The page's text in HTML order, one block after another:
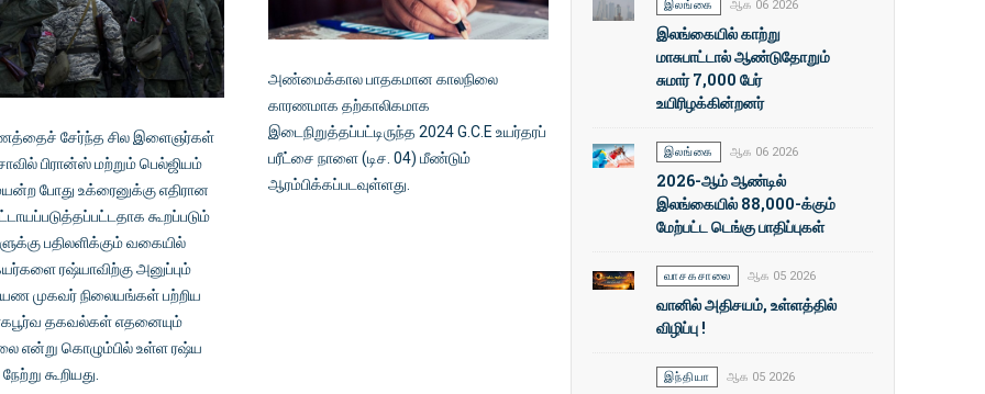
சேர்ந்த சில இளைஞர்கள்
பிரான்ஸ் மற்றும் பெல்ஜியம்
போது உக்ரைனுக்கு எதிரான
கூறப்படும்
பதிலளிக்கும் வகையில்
ரஷ்யாவிற்கு அனுப்பும்
முகவர் நிலையங்கள் பற்றிய
தகவல்கள் எதனையும்
என்று கொழும்பில் உள்ள ரஷ்ய
கூறியது.
அண்மைக்கால பாதகமான காலநிலை
காரணமாக தற்காலிகமாக
இடைநிறுத்தப்பட்டிருந்த 2024 G.C.E உயர்தரப்
பரீட்சை நாளை (டிச. 04) மீண்டும்
ஆரம்பிக்கப்படவுள்ளது.
இலங்கை ஆக 06 2026
இலங்கையில் காற்று
மாசுபாட்டால் ஆண்டுதோறும்
சுமார் 7,000 பேர்
உயிரிழக்கின்றனர்
இலங்கை ஆக 06 2026
2026-ஆம் ஆண்டில்
இலங்கையில் 88,000-க்கும்
மேற்பட்ட டெங்கு பாதிப்புகள்
வாசகசாலை ஆக 05 2026
வானில் அதிசயம், உள்ளத்தில்
விழிப்பு !
இந்தியா ஆக 05 2026